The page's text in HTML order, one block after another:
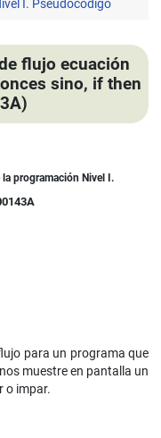
I. Pseudocódigo
flujo ecuación
sino, if then
la programación Nivel I.
para un programa que
muestre en pantalla un
o impar.